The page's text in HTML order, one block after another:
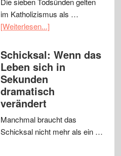
im Katholizismus als …
[Weiterlesen...]
Schicksal: Wenn das
Leben sich in
Sekunden
dramatisch
verändert
Manchmal braucht das
Schicksal nicht mehr als ein …